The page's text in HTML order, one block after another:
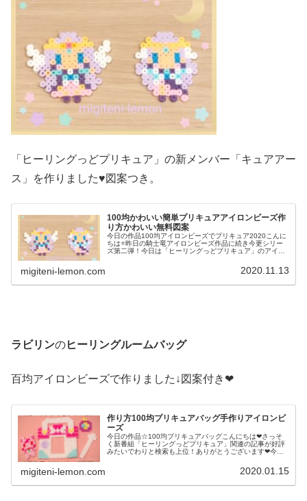
「ヒーリングっどプリキュア」の新メンバー「キュアアー
ス」を作りました♥図案つき。
100均かわいい簡単プリキュアアイロンビーズ作
り方かわいい無料図案
今日の作品100均アイロンビーズでプリキュア2020こんに
ちは⭐昨日の騎士竜アイロンビーズ作品に続き今更シリー
ズ第二弾！今日は「ヒーリングっどプリキュア」のアイロ
migiteni-lemon.com 2020.11.13
ラビリンのヒーリングルームバッグ
百均アイロンビーズで作りました↓図案付き❤
作り方100均プリキュアバッグ手作りアイロンビ
ーズ
今日の作品☆100均プリキュアバッグこんにちは❤さっそ
く新番組「ヒーリングっどプリキュア」関連の記事が好評
みたいでわりと検索も上位！ありがとうございます❤今日
migiteni-lemon.com 2020.01.15